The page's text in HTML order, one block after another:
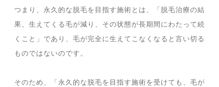
つまり、永久的な脱毛を目指す施術とは、「脱毛治療の結
果、生えてくる毛が減り、その状態が長期間にわたって続
くこと」であり、毛が完全に生えてこなくなると言い切る
ものではないのです。
そのため、「永久的な脱毛を目指す施術を受けても、毛が